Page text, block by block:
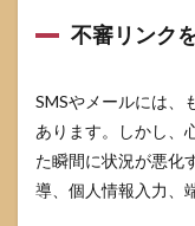
返金
った
とき
の注
意
8
不審リンク
SMSやメールには、
あります。しかし、
た瞬間に状況が悪化
導、個人情報入力、